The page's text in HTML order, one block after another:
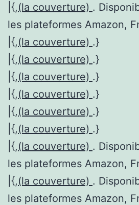
|{,(la couverture) .
les plateformes Amazon,
|{,(la couverture) .}
|{,(la couverture) .}
|{,(la couverture) .}
|{,(la couverture) .}
|{,(la couverture) .}
|{,(la couverture) .}
|{,(la couverture) .
les plateformes Amazon,
|{,(la couverture) .
les plateformes Amazon,